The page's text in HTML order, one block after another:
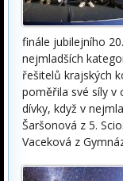
finále jubilejního
nejmladších
řešitelů krajských
poměřila své síly v
dívky, když v
Šaršonová z 5.
Vaceková z